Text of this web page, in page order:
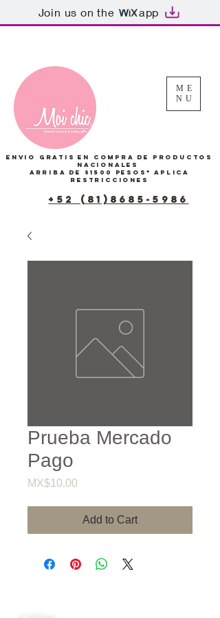
Join us on the app
ME
NU
Envio gratis en compra de productos
Nacionales
arriba de $1500 pesos*Aplica
restricciones
+52 (81)8685-5986
Prueba Mercado
Pago
MX$10.00
Add to Cart
Catálogo